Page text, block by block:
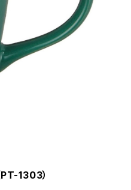
1303）